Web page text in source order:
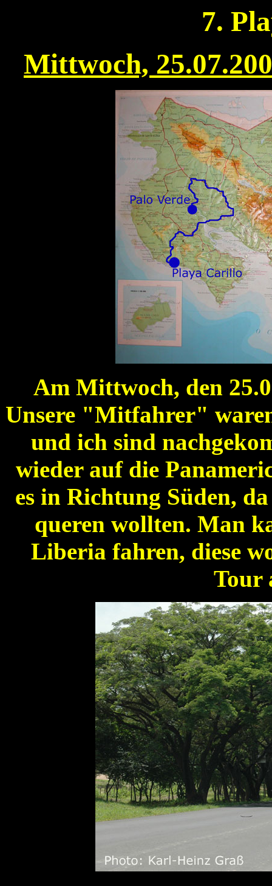
7.
Mittwoch,
Am Mittwoch, den
Unsere "Mitfahrer"
und ich sind
wieder auf die
es in Richtung Süden,
queren wollten. Man
Liberia fahren, diese
Tour